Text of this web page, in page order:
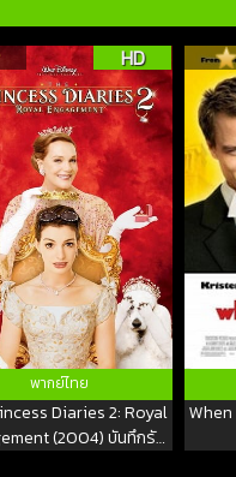
HD
พากย์ไทย
Diaries 2: Royal
(2004) บันทึกรัก